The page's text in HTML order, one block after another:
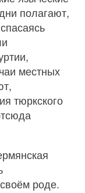
полагают,
местных
тюркского
роде.